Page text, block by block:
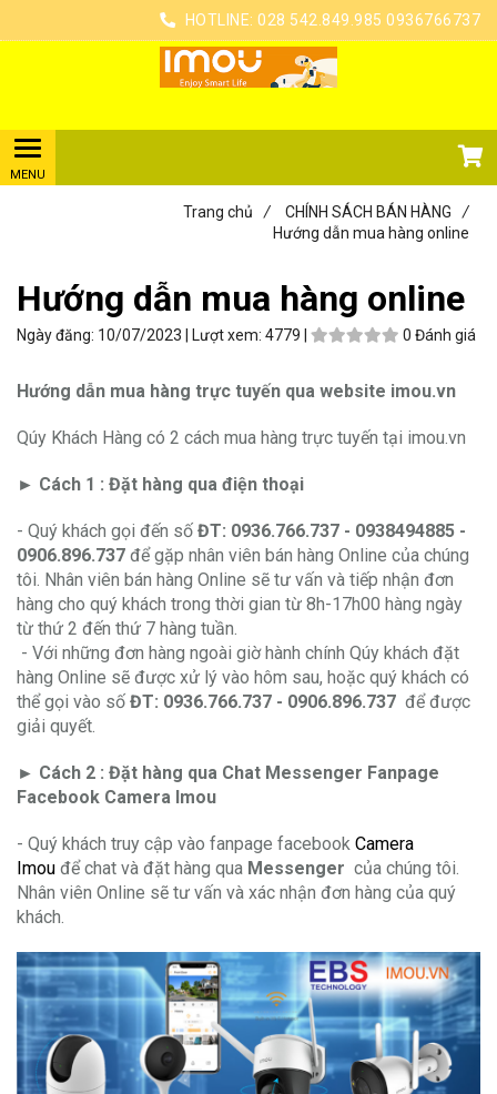
Hướng dẫn mua hàng online
Ngày đăng: 10/07/2023 | Lượt xem: 4779 | 0 Đánh giá
Hướng dẫn mua hàng trực tuyến qua website imou.vn
Qúy Khách Hàng có 2 cách mua hàng trực tuyến tại imou.vn
► Cách 1 : Đặt hàng qua điện thoại
- Quý khách gọi đến số ĐT: 0936.766.737 - 0938494885 -
0906.896.737 để gặp nhân viên bán hàng Online của chúng
tôi. Nhân viên bán hàng Online sẽ tư vấn và tiếp nhận đơn
hàng cho quý khách trong thời gian từ 8h-17h00 hàng ngày
từ thứ 2 đến thứ 7 hàng tuần.
- Với những đơn hàng ngoài giờ hành chính Qúy khách đặt
hàng Online sẽ được xử lý vào hôm sau, hoặc quý khách có
thể gọi vào số ĐT: 0936.766.737 - 0906.896.737 để được
giải quyết.
► Cách 2 : Đặt hàng qua Chat Messenger Fanpage
Facebook Camera Imou
- Quý khách truy cập vào fanpage facebook Camera
Imou để chat và đặt hàng qua Messenger của chúng tôi.
Nhân viên Online sẽ tư vấn và xác nhận đơn hàng của quý
khách.
Trang chủ / CHÍNH SÁCH BÁN HÀNG
/
Hướng dẫn mua hàng online
HOTLINE: 028 542.849.985 0936766737